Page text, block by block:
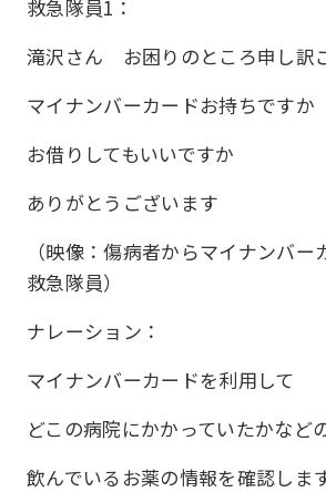
救急隊員1：
滝沢さん お困りのところ申し訳
マイナンバーカードお持ちですか
お借りしてもいいですか
ありがとうございます
（映像：傷病者からマイナンバー
救急隊員）
ナレーション：
マイナンバーカードを利用して
どこの病院にかかっていたかなど
飲んでいるお薬の情報を確認しま